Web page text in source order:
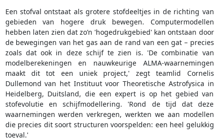
Een stofval ontstaat als grotere stofdeeltjes in de richting van
gebieden van hogere druk bewegen. Computermodellen
hebben laten zien dat zo’n 'hogedrukgebied' kan ontstaan door
de bewegingen van het gas aan de rand van een gat – precies
zoals dat ook in deze schijf te zien is. 'De combinatie van
modelberekeningen en nauwkeurige ALMA-waarnemingen
maakt dit tot een uniek project,' zegt teamlid Cornelis
Dullemond van het Instituut voor Theoretische Astrofysica in
Heidelberg, Duitsland, die een expert is op het gebied van
stofevolutie en schijfmodellering. 'Rond de tijd dat deze
waarnemingen werden verkregen, werkten we aan modellen
die precies dit soort structuren voorspelden: een heel gelukkig
toeval.'